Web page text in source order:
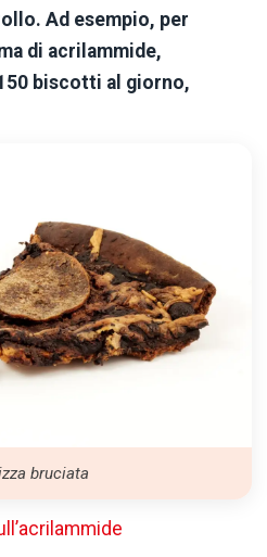
Ad esempio, per
di acrilammide,
biscotti al giorno,
bruciata